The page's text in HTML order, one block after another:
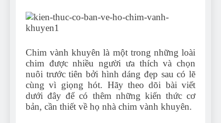
Chim vành khuyên là một trong những loài
chim được nhiều người ưa thích và chọn
nuôi trước tiên bởi hình dáng đẹp sau có lẽ
cùng vì giọng hót. Hãy theo dõi bài viết
dưới đây để có thêm những kiến thức cơ
bản, cần thiết về họ nhà chim vành khuyên.